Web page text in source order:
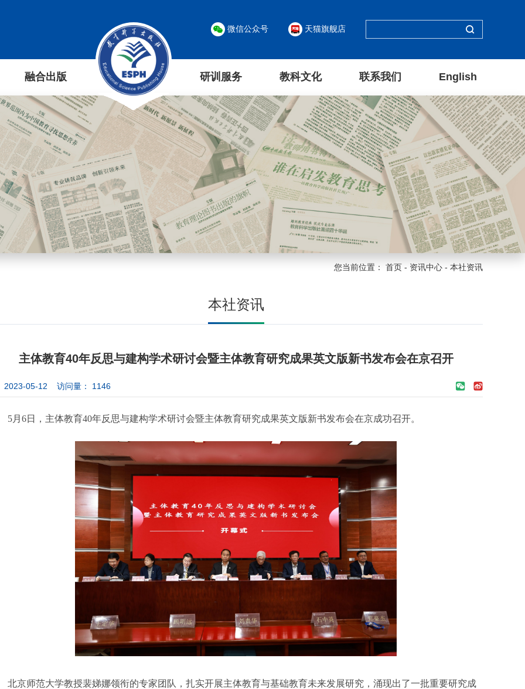
微信公众号 天猫旗舰店
融合出版 研训服务 教科文化 联系我们 English
您当前位置： 首页 - 资讯中心 - 本社资讯
本社资讯
主体教育40年反思与建构学术研讨会暨主体教育研究成果英文版新书发布会在京召开
2023-05-12 访问量： 1146
5月6日，主体教育40年反思与建构学术研讨会暨主体教育研究成果英文版新书发布会在京成功召开。
北京师范大学教授裴娣娜领衔的专家团队，扎实开展主体教育与基础教育未来发展研究，涌现出了一批重要研究成